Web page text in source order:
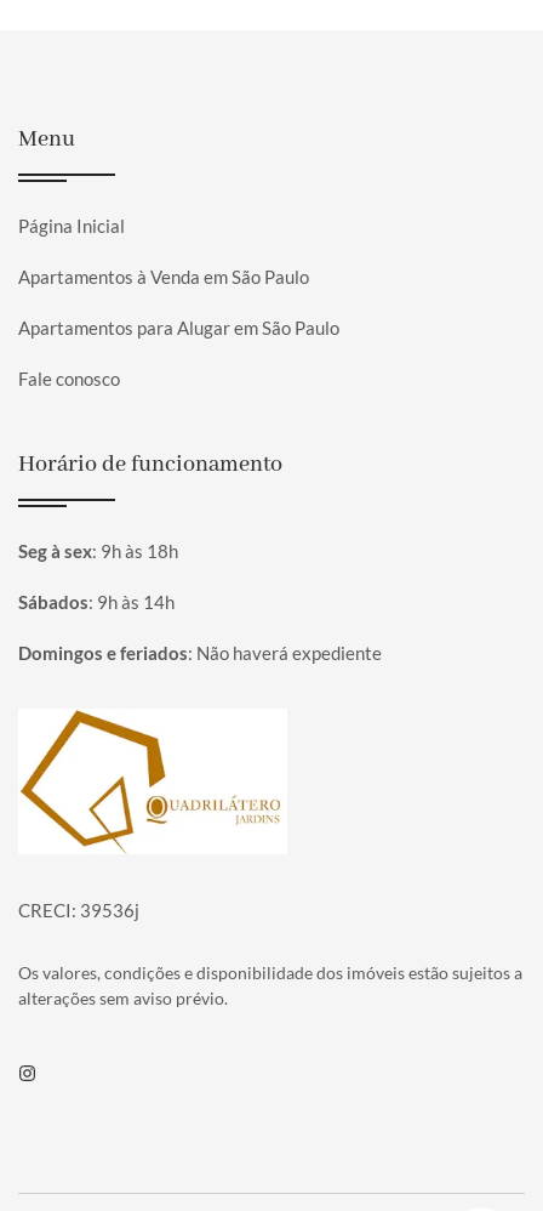
Menu
Página Inicial
Apartamentos à Venda em São Paulo
Apartamentos para Alugar em São Paulo
Fale conosco
Horário de funcionamento
Seg à sex: 9h às 18h
Sábados: 9h às 14h
Domingos e feriados: Não haverá expediente
Página inicial
CRECI: 39536j
Os valores, condições e disponibilidade dos imóveis estão sujeitos a
alterações sem aviso prévio.
Instagram